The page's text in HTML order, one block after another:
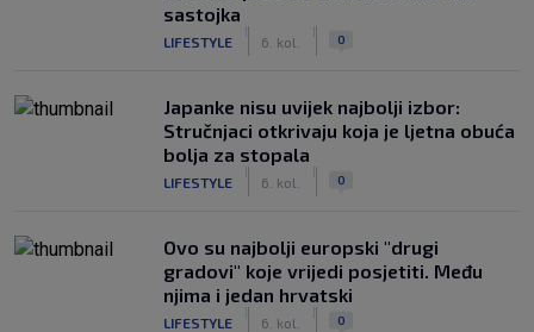
sastojka
LIFESTYLE 6. kol. 0
Japanke nisu uvijek najbolji izbor:
Stručnjaci otkrivaju koja je ljetna obuća
bolja za stopala
LIFESTYLE 6. kol. 0
Ovo su najbolji europski "drugi
gradovi" koje vrijedi posjetiti. Među
njima i jedan hrvatski
LIFESTYLE 6. kol. 0